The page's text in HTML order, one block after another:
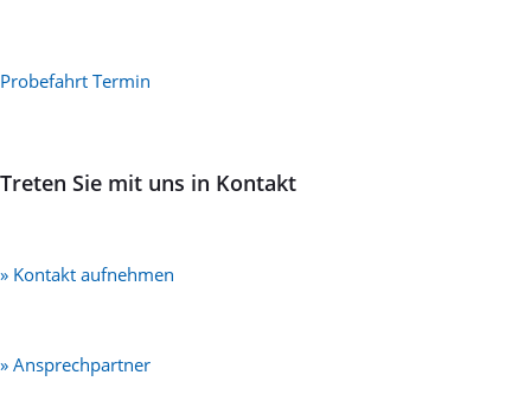
Probefahrt Termin
Treten Sie mit uns in Kontakt
» Kontakt aufnehmen
» Ansprechpartner